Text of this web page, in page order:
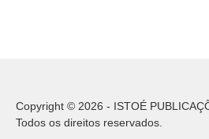
Copyright © 2026 - ISTOÉ
Todos os direitos reservados.